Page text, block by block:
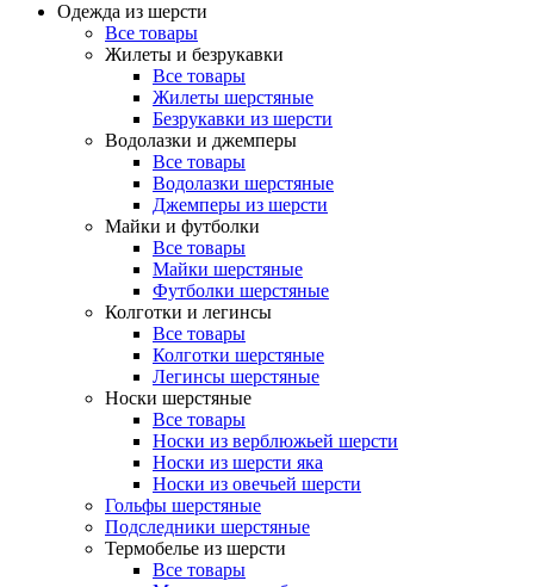
Одежда из шерсти
Все товары
Жилеты и безрукавки
Все товары
Жилеты шерстяные
Безрукавки из шерсти
Водолазки и джемперы
Все товары
Водолазки шерстяные
Джемперы из шерсти
Майки и футболки
Все товары
Майки шерстяные
Футболки шерстяные
Колготки и легинсы
Все товары
Колготки шерстяные
Легинсы шерстяные
Носки шерстяные
Все товары
Носки из верблюжьей шерсти
Носки из шерсти яка
Носки из овечьей шерсти
Гольфы шерстяные
Подследники шерстяные
Термобелье из шерсти
Все товары